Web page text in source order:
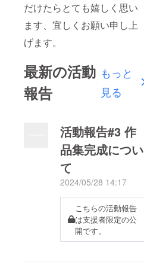
だけたらとても嬉しく思い
ます、宜しくお願い申し上
げます。
最新の活動
報告
もっと
見る
活動報告#3 作
品集完成につい
て
2024/05/28 14:17
こちらの活動報告
は支援者限定の公
開です。